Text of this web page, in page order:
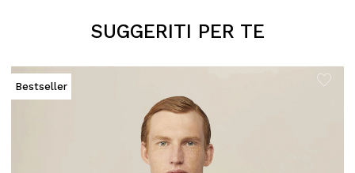
SUGGERITI PER TE
Bestseller